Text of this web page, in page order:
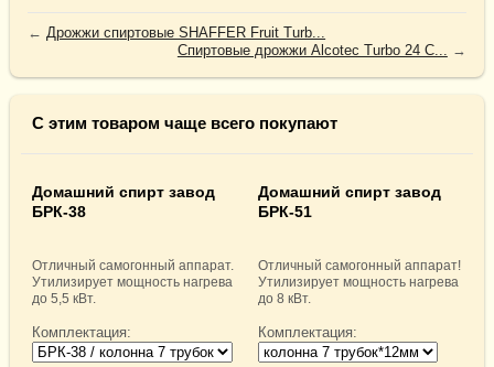
←Дрожжи спиртовые SHAFFER Fruit Turb...
Спиртовые дрожжи Alcotec Turbo 24 C... →
С этим товаром чаще всего покупают
Домашний спирт завод
БРК-38
Отличный самогонный аппарат.
Утилизирует мощность нагрева
до 5,5 кВт.
Комплектация:
Домашний спирт завод
БРК-51
Отличный самогонный аппарат!
Утилизирует мощность нагрева
до 8 кВт.
Комплектация: